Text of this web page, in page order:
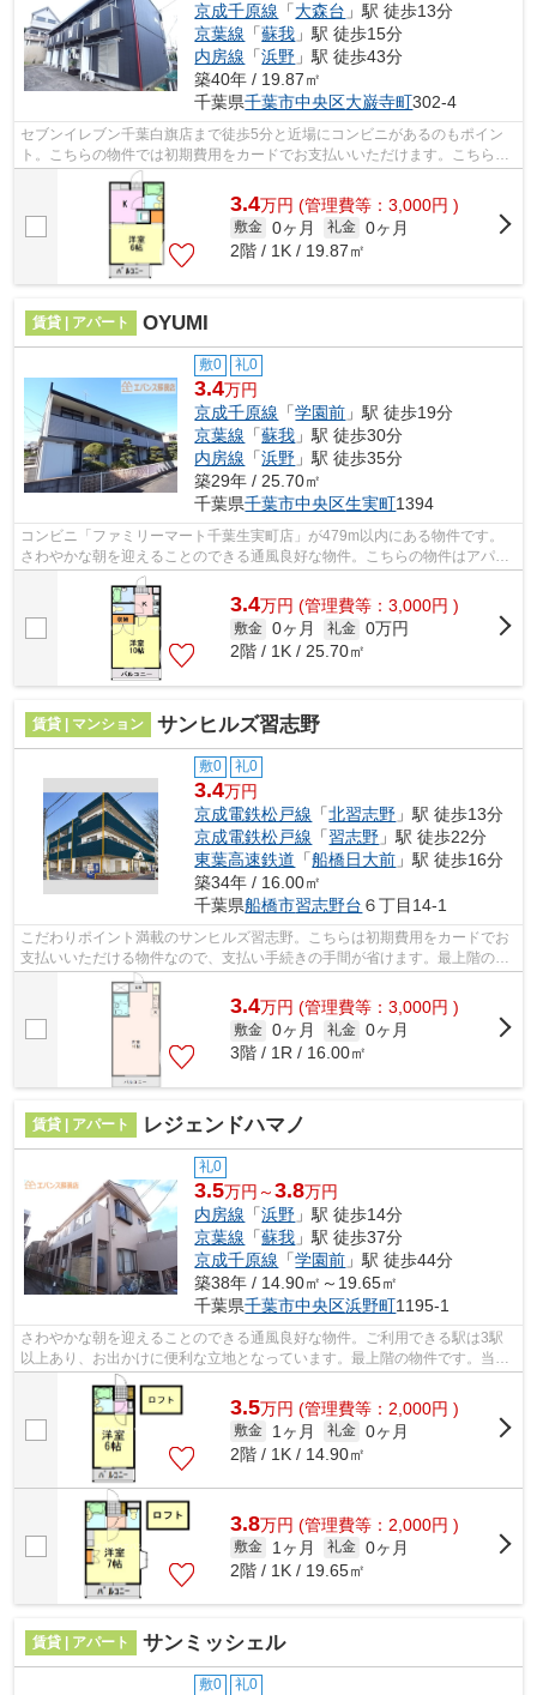
京成千原線 「大森台 」駅 徒歩13分
京葉線 「蘇我 」駅 徒歩15分
内房線 「浜野 」駅 徒歩43分
築40年 / 19.87㎡
千葉県千葉市中央区大巌寺町302-4
セブンイレブン千葉白旗店まで徒歩5分と近場にコンビニがあるのもポイン
ト。こちらの物件では初期費用をカードでお支払いいただけます。こちらの
物件はアパートです。新着情報：レピュ...
3.4万円 (管理費等：3,000円 )
敷金 0ヶ月 礼金 0ヶ月
2階 / 1K / 19.87㎡
賃貸 | アパート OYUMI
敷0 礼0
3.4万円
京成千原線 「学園前 」駅 徒歩19分
京葉線 「蘇我 」駅 徒歩30分
内房線 「浜野 」駅 徒歩35分
築29年 / 25.70㎡
千葉県千葉市中央区生実町1394
コンビニ「ファミリーマート千葉生実町店」が479m以内にある物件です。
さわやかな朝を迎えることのできる通風良好な物件。こちらの物件はアパー
トです。「OYUMI」のここがイチオシ。エ...
3.4万円 (管理費等：3,000円 )
敷金 0ヶ月 礼金 0万円
2階 / 1K / 25.70㎡
賃貸 | マンション サンヒルズ習志野
敷0 礼0
3.4万円
京成電鉄松戸線 「北習志野 」駅 徒歩13分
京成電鉄松戸線 「習志野 」駅 徒歩22分
東葉高速鉄道 「船橋日大前 」駅 徒歩16分
築34年 / 16.00㎡
千葉県船橋市習志野台 ６丁目14-1
こだわりポイント満載のサンヒルズ習志野。こちらは初期費用をカードでお
支払いいただける物件なので、支払い手続きの手間が省けます。最上階の物
件です。こちらの物件はマンションで...
3.4万円 (管理費等：3,000円 )
敷金 0ヶ月 礼金 0ヶ月
3階 / 1R / 16.00㎡
賃貸 | アパート レジェンドハマノ
礼0
3.5万円～3.8万円
内房線 「浜野 」駅 徒歩14分
京葉線 「蘇我 」駅 徒歩37分
京成千原線 「学園前 」駅 徒歩44分
築38年 / 14.90㎡～19.65㎡
千葉県千葉市中央区浜野町1195-1
さわやかな朝を迎えることのできる通風良好な物件。ご利用できる駅は3駅
以上あり、お出かけに便利な立地となっています。最上階の物件です。当社
イチオシの物件の「レジェンドハマノ」...
3.5万円 (管理費等：2,000円 )
敷金 1ヶ月 礼金 0ヶ月
2階 / 1K / 14.90㎡
3.8万円 (管理費等：2,000円 )
敷金 1ヶ月 礼金 0ヶ月
2階 / 1K / 19.65㎡
賃貸 | アパート サンミッシェル
敷0 礼0